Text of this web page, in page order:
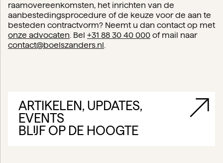
raamovereenkomsten, het inrichten van de
aanbestedingsprocedure of de keuze voor de aan te
besteden contractvorm? Neemt u dan contact op met
onze advocaten. Bel +31 88 30 40 000 of mail naar
contact@boelszanders.nl.
ARTIKELEN, UPDATES,
EVENTS
BLIJF OP DE HOOGTE